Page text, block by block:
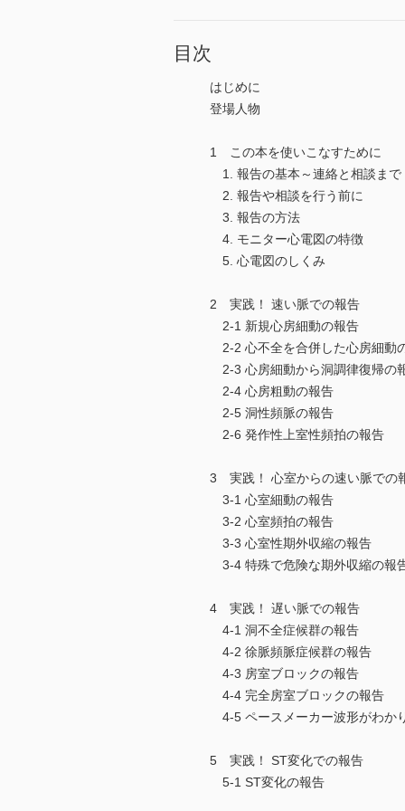
目次
はじめに
登場人物
1 この本を使いこなすために
1. 報告の基本～連絡と相談まで
2. 報告や相談を行う前に
3. 報告の方法
4. モニター心電図の特徴
5. 心電図のしくみ
2 実践！ 速い脈での報告
2-1 新規心房細動の報告
2-2 心不全を合併した心房細動
2-3 心房細動から洞調律復帰の
2-4 心房粗動の報告
2-5 洞性頻脈の報告
2-6 発作性上室性頻拍の報告
3 実践！ 心室からの速い脈での
3-1 心室細動の報告
3-2 心室頻拍の報告
3-3 心室性期外収縮の報告
3-4 特殊で危険な期外収縮の報
4 実践！ 遅い脈での報告
4-1 洞不全症候群の報告
4-2 徐脈頻脈症候群の報告
4-3 房室ブロックの報告
4-4 完全房室ブロックの報告
4-5 ペースメーカー波形がわか
5 実践！ ST変化での報告
5-1 ST変化の報告